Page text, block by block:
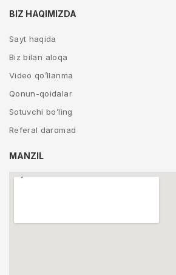
BIZ HAQIMIZDA
Sayt haqida
Biz bilan aloqa
Video qo’llanma
Qonun-qoidalar
Sotuvchi bo’ling
Referal daromad
MANZIL